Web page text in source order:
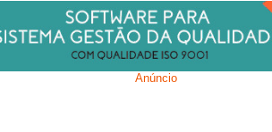
Anúncio